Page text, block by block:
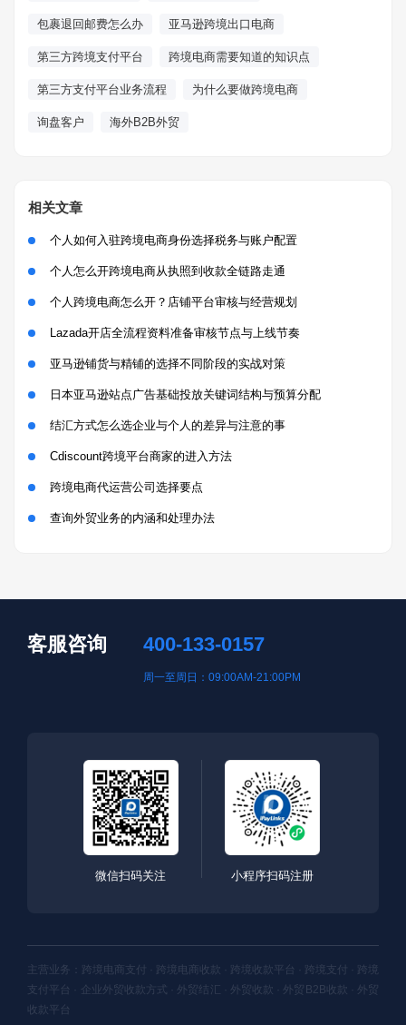
包裹退回邮费怎么办 亚马逊跨境出口电商
第三方跨境支付平台 跨境电商需要知道的知识点
第三方支付平台业务流程 为什么要做跨境电商
询盘客户 海外B2B外贸
相关文章
个人如何入驻跨境电商身份选择税务与账户配置
个人怎么开跨境电商从执照到收款全链路走通
个人跨境电商怎么开？店铺平台审核与经营规划
Lazada开店全流程资料准备审核节点与上线节奏
亚马逊铺货与精铺的选择不同阶段的实战对策
日本亚马逊站点广告基础投放关键词结构与预算分配
结汇方式怎么选企业与个人的差异与注意的事
Cdiscount跨境平台商家的进入方法
跨境电商代运营公司选择要点
查询外贸业务的内涵和处理办法
客服咨询 400-133-0157
周一至周日：09:00AM-21:00PM
微信扫码关注 小程序扫码注册
主营业务：跨境电商支付 · 跨境电商收款 · 跨境收款平台 · 跨境支付 · 跨境
支付平台 · 企业外贸收款方式 · 外贸结汇 · 外贸收款 · 外贸B2B收款 · 外贸
收款平台